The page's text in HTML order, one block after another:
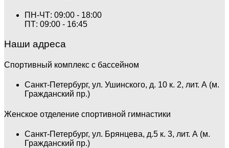
ПН-ЧТ: 09:00 - 18:00
ПТ: 09:00 - 16:45
Наши адреса
Спортивный комплекс с бассейном
Санкт-Петербург, ул. Ушинского, д. 10 к. 2, лит. А (м.
Гражданский пр.)
Женское отделение спортивной гимнастики
Санкт-Петербург, ул. Брянцева, д.5 к. 3, лит. А (м.
Гражданский пр.)